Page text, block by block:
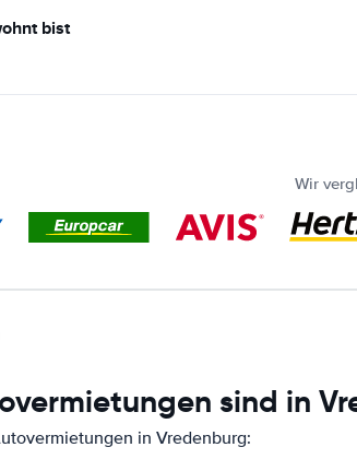
bist
Wir
sind in
in Vredenburg: